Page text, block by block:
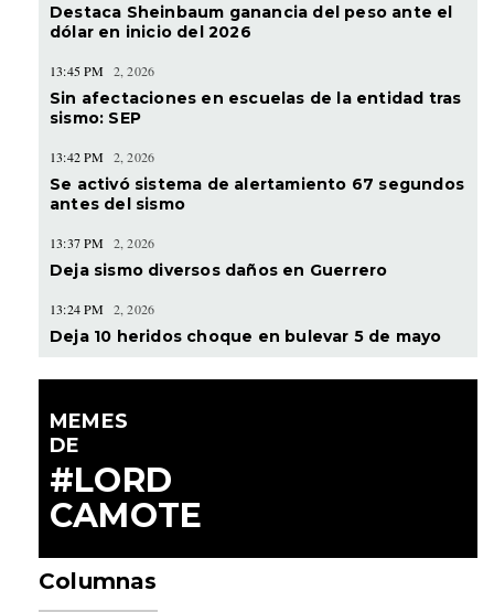
Destaca Sheinbaum ganancia del peso ante el
dólar en inicio del 2026
13:45 PM 2, 2026
Sin afectaciones en escuelas de la entidad tras
sismo: SEP
13:42 PM 2, 2026
Se activó sistema de alertamiento 67 segundos
antes del sismo
13:37 PM 2, 2026
Deja sismo diversos daños en Guerrero
13:24 PM 2, 2026
Deja 10 heridos choque en bulevar 5 de mayo
MEMES
DE
#LORD
CAMOTE
Columnas